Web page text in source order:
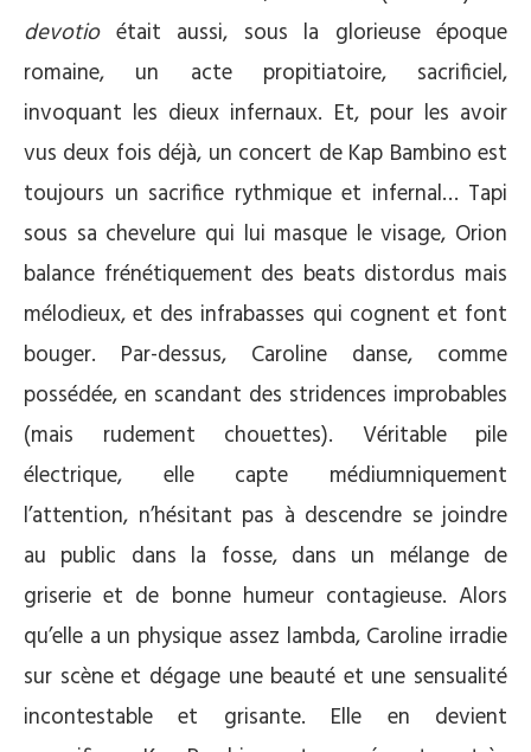
devotioétait aussi, sous la glorieuse époque
romaine, un acte propitiatoire, sacrificiel,
invoquant les dieux infernaux. Et, pour les avoir
vus deux fois déjà, un concert de Kap Bambino est
toujours un sacrifice rythmique et infernal… Tapi
sous sa chevelure qui lui masque le visage, Orion
balance frénétiquement des beats distordus mais
mélodieux, et des infrabasses qui cognent et font
bouger. Par-dessus, Caroline danse, comme
possédée, en scandant des stridences improbables
(mais rudement chouettes). Véritable pile
électrique, elle capte médiumniquement
l’attention, n’hésitant pas à descendre se joindre
au public dans la fosse, dans un mélange de
griserie et de bonne humeur contagieuse. Alors
qu’elle a un physique assez lambda, Caroline irradie
sur scène et dégage une beauté et une sensualité
incontestable et grisante. Elle en devient